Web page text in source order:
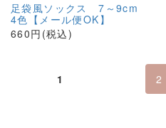
足袋風ソックス 7～9cm
4色【メール便OK】
660円(税込)
1 2